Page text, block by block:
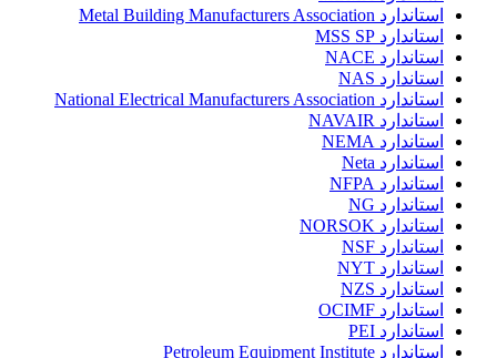
استاندارد Metal Building Manufacturers Association
استاندارد MSS SP
استاندارد NACE
استاندارد NAS
استاندارد National Electrical Manufacturers Association
استاندارد NAVAIR
استاندارد NEMA
استاندارد Neta
استاندارد NFPA
استاندارد NG
استاندارد NORSOK
استاندارد NSF
استاندارد NYT
استاندارد NZS
استاندارد OCIMF
استاندارد PEI
استاندارد Petroleum Equipment Institute